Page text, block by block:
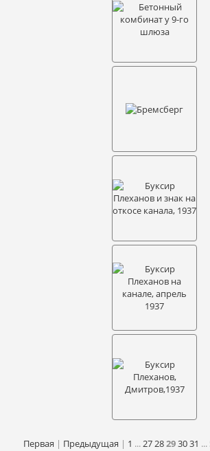
Первая | Предыдущая | 1 ...2728293031 ...